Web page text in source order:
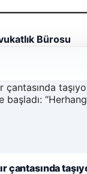
Bürosu
ve
çantasında